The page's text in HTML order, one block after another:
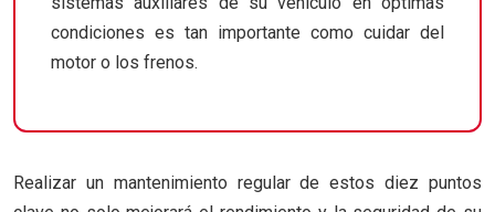
condiciones es tan importante como cuidar del
motor o los frenos.
Realizar un mantenimiento regular de estos diez puntos